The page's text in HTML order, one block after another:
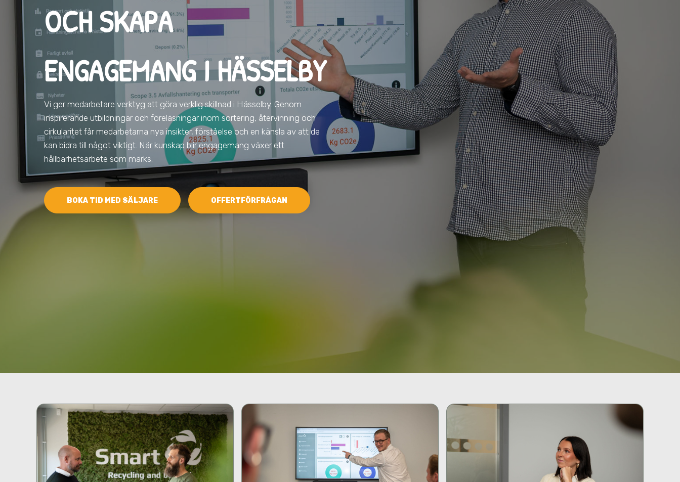
OCH SKAPA
ENGAGEMANG I HÄSSELBY
Vi ger medarbetare verktyg att göra verklig skillnad i Hässelby. Genom
inspirerande utbildningar och föreläsningar inom sortering, återvinning och
cirkularitet får medarbetarna nya insikter, förståelse och en känsla av att de
kan bidra till något viktigt. När kunskap blir engagemang växer ett
hållbarhetsarbete som märks.
BOKA TID MED SÄLJARE OFFERTFÖRFRÅGAN